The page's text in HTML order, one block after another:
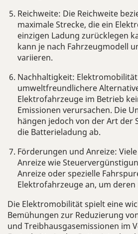
Reichweite: Die Reichweite
maximale Strecke, die ein
einzigen Ladung zurücklegen
kann je nach Fahrzeugmodell
variieren.
Nachhaltigkeit:
umweltfreundlichere
Elektrofahrzeuge im Betrieb
Emissionen verursachen. Die
hängen jedoch von der Art
die Batterieladung ab.
Förderungen und Anreize:
Anreize wie
Anreize oder spezielle
Elektrofahrzeuge an, um
Die Elektromobilität spielt eine
Bemühungen zur Reduzierung
und Treibhausgasemissionen im